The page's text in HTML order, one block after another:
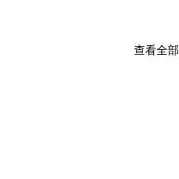
查看全部